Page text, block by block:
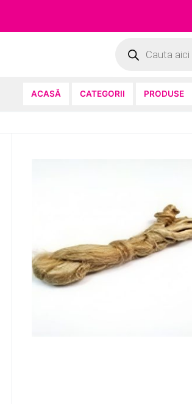
search
ACASĂ CATEGORII PRODUSE